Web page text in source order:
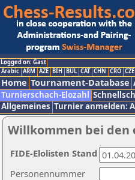
Logged on: Gast
Arabic ARM AZE BIH BUL CAT CHN CRO CZE
Home Tournament-Database
Turnierschach-Elozahl
Allgemeines Turnier anmelden:
Willkommen bei den
Personennummer
FIDE-Elolisten Stand